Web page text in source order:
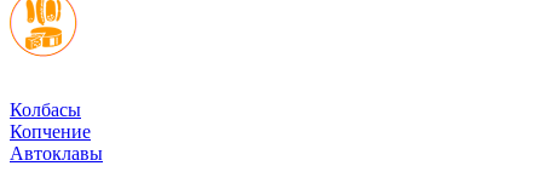
Колбасы
Копчение
Автоклавы